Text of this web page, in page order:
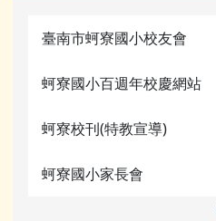
臺南市蚵寮國小校友會
蚵寮國小百週年校慶網站
蚵寮校刊(特教宣導)
蚵寮國小家長會